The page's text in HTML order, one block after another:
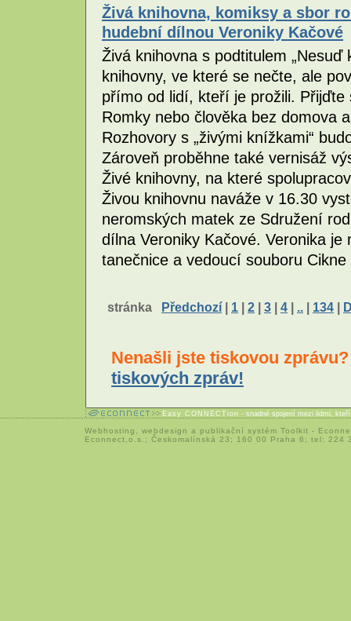
Živá knihovna, komiksy a sbor
hudební dílnou Veroniky Kačové
Živá knihovna s podtitulem
knihovny, ve které se nečte, ale
přímo od lidí, kteří je prožili.
Romky nebo člověka bez domova
Rozhovory s „živými knížkami“
Zároveň proběhne také vernisáž
Živé knihovny, na které
Živou knihovnu naváže v 16.30
neromských matek ze Sdružení
dílna Veroniky Kačové. Veronika
tanečnice a vedoucí souboru
stránka Předchozí| 1 | 2 | 3 | 4 | .. | 134 |
Nenašli jste tiskovou
tiskových zpráv!
Easy CONNECTion - snadné spojení mezi lidmi,
Webhosting webdesign a publikační systém Toolkit -
Econnect,o.s.; Českomalínská 23; 160 00 Praha 6; tel: 224